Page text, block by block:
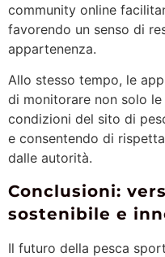
community online
favorendo un senso di
appartenenza.
Allo stesso tempo, le
di monitorare non solo
condizioni del sito di
e consentendo di
dalle autorità.
Conclusioni:
sostenibile e
Il futuro della pesca